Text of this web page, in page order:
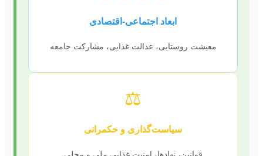
ابعاد اجتماعی-اقتصادی
معیشت روستایی، عدالت غذایی، مشارکت جامعه
⚖️
سیاست‌گذاری و حکمرانی
قوانین، نهادها، امنیت غذایی ملی و محلی